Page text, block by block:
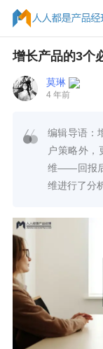
增长产品的3个
莫琳
4 年前
编辑导语：
户策略外，
维——回报
维进行了分